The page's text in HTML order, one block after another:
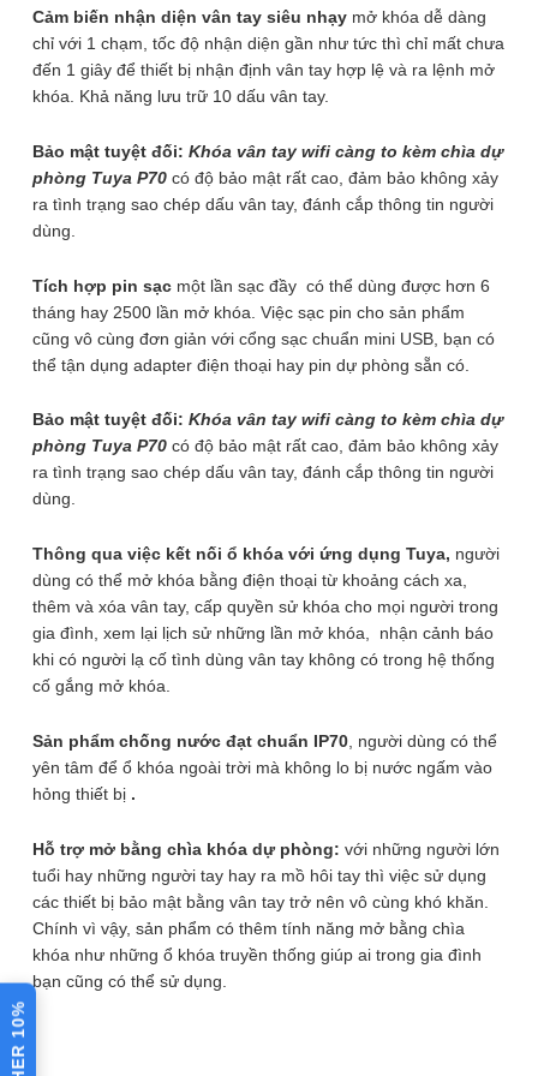
Cảm biến nhận diện vân tay siêu nhạy mở khóa dễ dàng
chỉ với 1 chạm, tốc độ nhận diện gần như tức thì chỉ mất chưa
đến 1 giây để thiết bị nhận định vân tay hợp lệ và ra lệnh mở
khóa. Khả năng lưu trữ 10 dấu vân tay.
Bảo mật tuyệt đối: Khóa vân tay wifi càng to kèm chìa dự
phòng Tuya P70 có độ bảo mật rất cao, đảm bảo không xảy
ra tình trạng sao chép dấu vân tay, đánh cắp thông tin người
dùng.
Tích hợp pin sạc một lần sạc đầy có thể dùng được hơn 6
tháng hay 2500 lần mở khóa. Việc sạc pin cho sản phẩm
cũng vô cùng đơn giản với cổng sạc chuẩn mini USB, bạn có
thể tận dụng adapter điện thoại hay pin dự phòng sẵn có.
Bảo mật tuyệt đối: Khóa vân tay wifi càng to kèm chìa dự
phòng Tuya P70 có độ bảo mật rất cao, đảm bảo không xảy
ra tình trạng sao chép dấu vân tay, đánh cắp thông tin người
dùng.
Thông qua việc kết nối ổ khóa với ứng dụng Tuya, người
dùng có thể mở khóa bằng điện thoại từ khoảng cách xa,
thêm và xóa vân tay, cấp quyền sử khóa cho mọi người trong
gia đình, xem lại lịch sử những lần mở khóa, nhận cảnh báo
khi có người lạ cố tình dùng vân tay không có trong hệ thống
cố gắng mở khóa.
Sản phẩm chống nước đạt chuẩn IP70 , người dùng có thể
yên tâm để ổ khóa ngoài trời mà không lo bị nước ngấm vào
hỏng thiết bị .
Hỗ trợ mở bằng chìa khóa dự phòng: với những người lớn
tuổi hay những người tay hay ra mồ hôi tay thì việc sử dụng
các thiết bị bảo mật bằng vân tay trở nên vô cùng khó khăn.
Chính vì vậy, sản phẩm có thêm tính năng mở bằng chìa
khóa như những ổ khóa truyền thống giúp ai trong gia đình
bạn cũng có thể sử dụng.
internet wifi
cho khóa
xa qua kết
nối Wifi, 4G
tay thông
minh
Khóa
vân
tay
wifi
to
kèm
chìa
dự
Tuya
P70
số
lượng
Số lượng
Mã SP:P70(1)
Bài viết đánh giá
Thông số kỹ thuật Khóa vân tay
wifi càng to kèm chìa dự phòng
Tuya P70
Điện áp
vào
Chìa dự
phòng
2 chiếc
Chất liệu Hợp kim kẽm và thép không gỉ
Pin sạc 6 tháng ( khoảng 2500 lần)
hành
Phần
mềm hỗ
Càng
khóa
Φ = 10 mm chống cắt
Xuất xứ/
Hãng
Tuya
⚙️ XEM CHI TIẾT THÔNG SỐ